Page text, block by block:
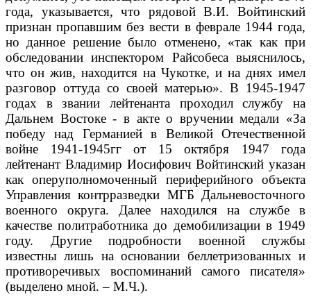
года, указывается, что рядовой В.И. Войтинский
признан пропавшим без вести в феврале 1944 года,
но данное решение было отменено, «так как при
обследовании инспектором Райсобеса выяснилось,
что он жив, находится на Чукотке, и на днях имел
разговор оттуда со своей матерью». В 1945-1947
годах в звании лейтенанта проходил службу на
Дальнем Востоке - в акте о вручении медали «За
победу над Германией в Великой Отечественной
войне 1941-1945гг от 15 октября 1947 года
лейтенант Владимир Иосифович Войтинский указан
как оперуполномоченный периферийного объекта
Управления контрразведки МГБ Дальневосточного
военного округа. Далее находился на службе в
качестве политработника до демобилизации в 1949
году. Другие подробности военной службы
известны лишь на основании беллетризованных и
противоречивых воспоминаний самого писателя»
(выделено мной. – М.Ч.).